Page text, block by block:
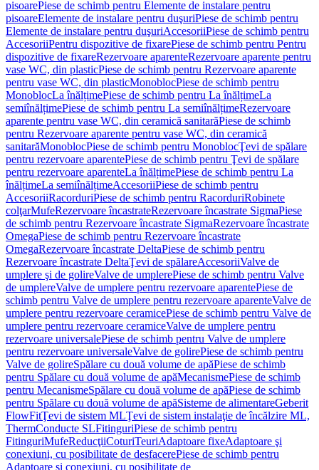
pisoarePiese de schimb pentru Elemente de instalare pentru
pisoareElemente de instalare pentru duşuriPiese de schimb pentru
Elemente de instalare pentru duşuriAccesoriiPiese de schimb pentru
AccesoriiPentru dispozitive de fixarePiese de schimb pentru Pentru
dispozitive de fixareRezervoare aparenteRezervoare aparente pentru
vase WC, din plasticPiese de schimb pentru Rezervoare aparente
pentru vase WC, din plasticMonoblocPiese de schimb pentru
MonoblocLa înălțimePiese de schimb pentru La înălțimeLa
semiînălțimePiese de schimb pentru La semiînălțimeRezervoare
aparente pentru vase WC, din ceramică sanitarăPiese de schimb
pentru Rezervoare aparente pentru vase WC, din ceramică
sanitarăMonoblocPiese de schimb pentru MonoblocŢevi de spălare
pentru rezervoare aparentePiese de schimb pentru Ţevi de spălare
pentru rezervoare aparenteLa înălțimePiese de schimb pentru La
înălțimeLa semiînălțimeAccesoriiPiese de schimb pentru
AccesoriiRacorduriPiese de schimb pentru RacorduriRobinete
colţarMufeRezervoare încastrateRezervoare încastrate SigmaPiese
de schimb pentru Rezervoare încastrate SigmaRezervoare încastrate
OmegaPiese de schimb pentru Rezervoare încastrate
OmegaRezervoare încastrate DeltaPiese de schimb pentru
Rezervoare încastrate DeltaŢevi de spălareAccesoriiValve de
umplere şi de golireValve de umplerePiese de schimb pentru Valve
de umplereValve de umplere pentru rezervoare aparentePiese de
schimb pentru Valve de umplere pentru rezervoare aparenteValve de
umplere pentru rezervoare ceramicePiese de schimb pentru Valve de
umplere pentru rezervoare ceramiceValve de umplere pentru
rezervoare universalePiese de schimb pentru Valve de umplere
pentru rezervoare universaleValve de golirePiese de schimb pentru
Valve de golireSpălare cu două volume de apăPiese de schimb
pentru Spălare cu două volume de apăMecanismePiese de schimb
pentru MecanismeSpălare cu două volume de apăPiese de schimb
pentru Spălare cu două volume de apăSisteme de alimentareGeberit
FlowFitŢevi de sistem MLŢevi de sistem instalaţie de încălzire ML,
ThermConducte SLFitinguriPiese de schimb pentru
FitinguriMufeReducţiiCoturiTeuriAdaptoare fixeAdaptoare şi
conexiuni, cu posibilitate de desfacerePiese de schimb pentru
Adaptoare şi conexiuni, cu posibilitate de